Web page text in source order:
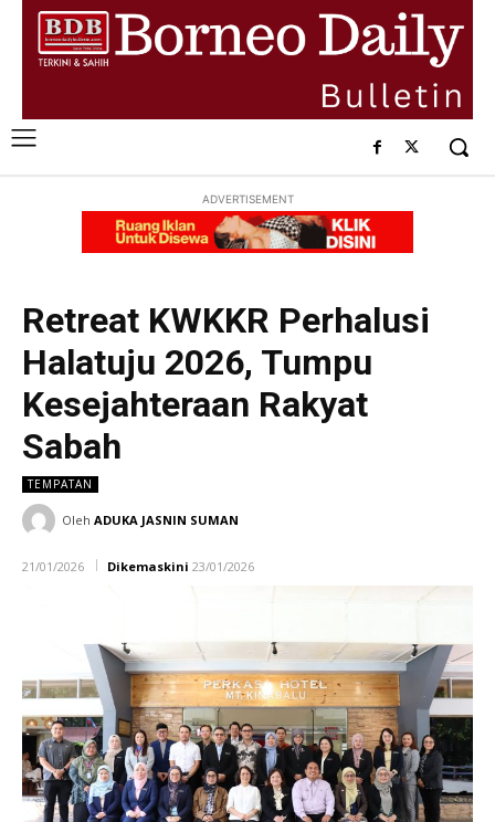
ADVERTISEMENT
Retreat KWKKR Perhalusi
Halatuju 2026, Tumpu
Kesejahteraan Rakyat
Sabah
TEMPATAN
Oleh ADUKA JASNIN SUMAN
21/01/2026 Dikemaskini 23/01/2026